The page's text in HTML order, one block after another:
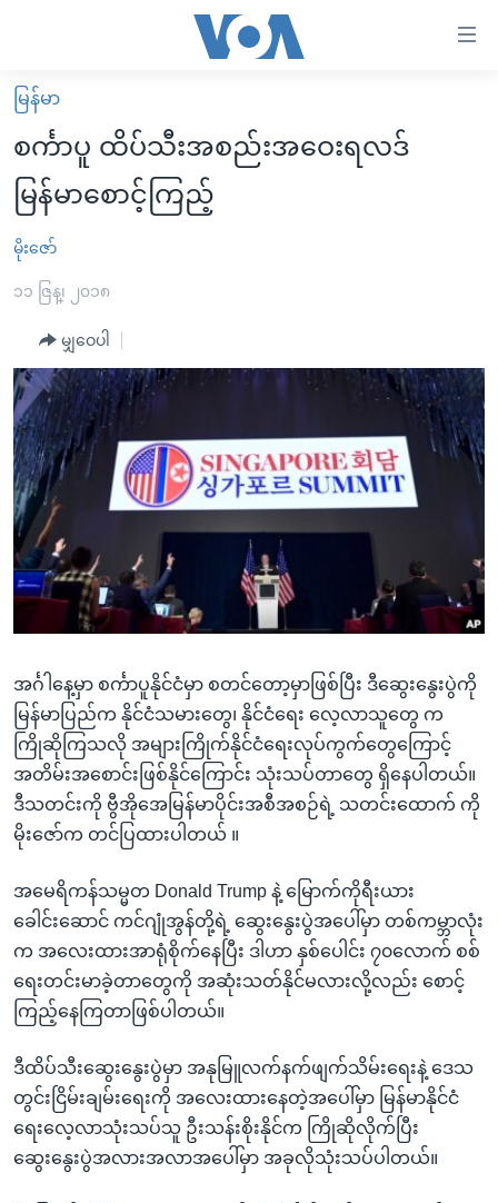
လွယ်ကူ
စေ
သည့်
Link
များ
ပင်မ
ကျော်
ကြည့်
ရန်
ပင်မ
အ
ညွန်း
စာမျက်နှာ
သို့
ရန်
ရှာဖွေ
ရန်
နေရာ
သို့
ကျော်
မူလစာမျက်နှာ
မြန်မာ
ကမ္ဘာ့သတင်းများ
နိုင်ငံတကာ
အမေရိကန်
အစ္စရေး-ပါလက်စတိုင်း
ဗွီဒီယို
သတင်းလွတ်လပ်ခွင့်
အင်္ဂလိပ်စာလေ့လာမယ်
အမေရိကန်သုံးအီဒီယံ
မကြေးမုံရဲ့ အင်္ဂလိပ်စာ
ရုပ်ရှင်ထဲက အင်္ဂလိပ်စာ
သုတပဒေသာ အင်္ဂလိပ်စာ
အပတ်စဉ်ကဏ္ဍများ
ရေဒီယို
တီဗွီ
ရေဒီယိုနှင့်ရုပ်သံ အချက်အလက်များ
ရေဒီယို/တီဗွီအစီအစဉ်
Learning English
ဗွီအိုအေ လူမှုကွန်ယက်များ
ဘာသာစကားများ
မြန်မာ
စင်္ကာပူ ထိပ်သီးအစည်းအဝေးရလဒ်
မြန်မာစောင့်ကြည့်
မိုးဇော်
၁၁ ဇြန္၊ ၂၀၁၈
မျှဝေပါ
အင်္ဂါနေ့မှာ စင်္ကာပူနိုင်ငံမှာ စတင်တော့မှာဖြစ်ပြီး ဒီဆွေးနွေးပွဲကို
မြန်မာပြည်က နိုင်ငံသမားတွေ၊ နိုင်ငံရေး လေ့လာသူတွေ က
ကြိုဆိုကြသလို အများကြိုက်နိုင်ငံရေးလုပ်ကွက်တွေကြောင့်
အတိမ်းအစောင်းဖြစ်နိုင်ကြောင်း သုံးသပ်တာတွေ ရှိနေပါတယ်။
ဒီသတင်းကို ဗွီအိုအေမြန်မာပိုင်းအစီအစဉ်ရဲ့ သတင်းထောက် ကို
မိုးဇော်က တင်ပြထားပါတယ် ။
အမေရိကန်သမ္မတ Donald Trump နဲ့ မြောက်ကိုရီးယား
ခေါင်းဆောင် ကင်ဂျုံအွန်တို့ရဲ့ ဆွေးနွေးပွဲအပေါ်မှာ တစ်ကမ္ဘာလုံး
က အလေးထားအာရုံစိုက်နေပြီး ဒါဟာ နှစ်ပေါင်း ၇၀လောက် စစ်
ရေးတင်းမာခဲ့တာတွေကို အဆုံးသတ်နိုင်မလားလို့လည်း စောင့်
ကြည့်နေကြတာဖြစ်ပါတယ်။
ဒီထိပ်သီးဆွေးနွေးပွဲမှာ အနုမြူလက်နက်ဖျက်သိမ်းရေးနဲ့ ဒေသ
တွင်းငြိမ်းချမ်းရေးကို အလေးထားနေတဲ့အပေါ်မှာ မြန်မာနိုင်ငံ
ရေးလေ့လာသုံးသပ်သူ ဦးသန်းစိုးနိုင်က ကြိုဆိုလိုက်ပြီး
ဆွေးနွေးပွဲအလားအလာအပေါ်မှာ အခုလိုသုံးသပ်ပါတယ်။